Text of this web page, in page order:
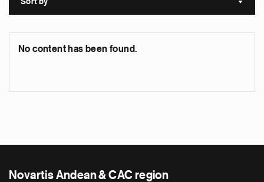
Sort by Sort
No content has been found.
Novartis Andean & CAC region